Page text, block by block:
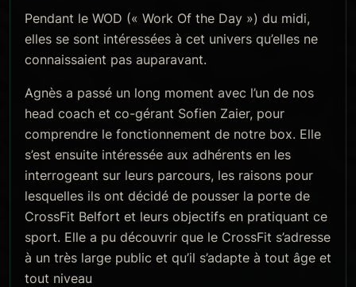
Pendant le WOD (« Work Of the Day ») du midi,
elles se sont intéressées à cet univers qu’elles ne
connaissaient pas auparavant.
Agnès a passé un long moment avec l’un de nos
head coach et co-gérant Sofien Zaier, pour
comprendre le fonctionnement de notre box. Elle
s’est ensuite intéressée aux adhérents en les
interrogeant sur leurs parcours, les raisons pour
lesquelles ils ont décidé de pousser la porte de
CrossFit Belfort et leurs objectifs en pratiquant ce
sport. Elle a pu découvrir que le CrossFit s’adresse
à un très large public et qu’il s’adapte à tout âge et
tout niveau